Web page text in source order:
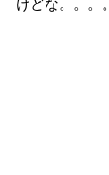
けどな。。。。